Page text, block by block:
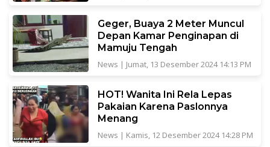
Geger, Buaya 2 Meter Muncul
Depan Kamar Penginapan di
Mamuju Tengah
News | Jumat, 13 Desember 2024 14:13 PM
HOT! Wanita Ini Rela Lepas
Pakaian Karena Paslonnya
Menang
News | Kamis, 12 Desember 2024 14:28 PM